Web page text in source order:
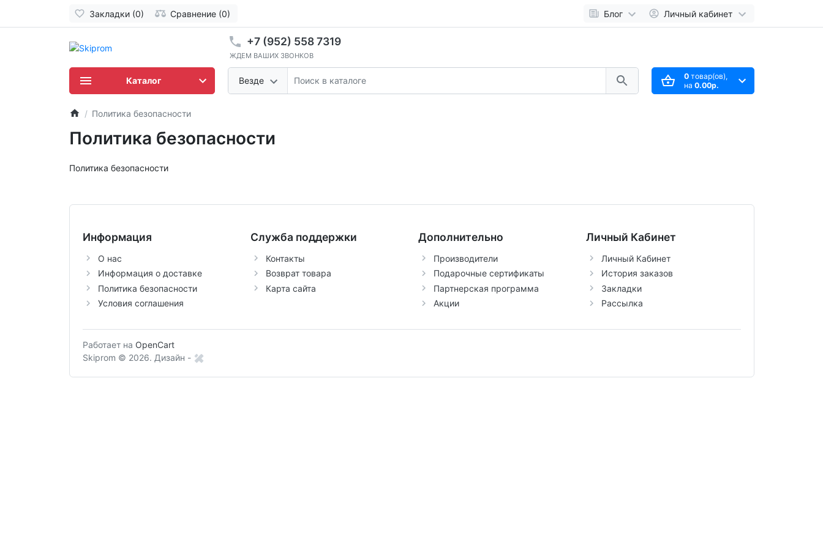
Закладки (0) Сравнение (0) Блог Личный кабинет
+7 (952) 558 7319
ЖДЕМ ВАШИХ ЗВОНКОВ
Везде 0товар(ов),
на 0.00р.
Каталог
Политика безопасности
Политика безопасности
Политика безопасности
Информация
О нас
Информация о доставке
Политика безопасности
Условия соглашения
Служба поддержки
Контакты
Возврат товара
Карта сайта
Дополнительно
Производители
Подарочные сертификаты
Партнерская программа
Акции
Личный Кабинет
Личный Кабинет
История заказов
Закладки
Рассылка
Работает на OpenCart
Skiprom © 2026. Дизайн -